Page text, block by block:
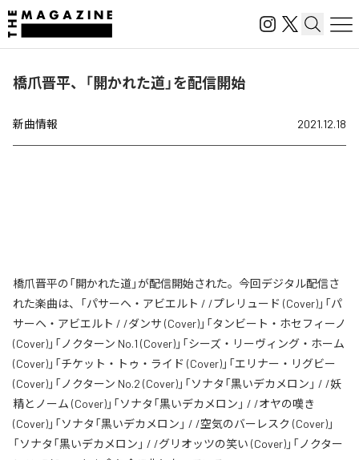
橋爪晋平、「開かれた道」を配信開始
新曲情報 2021.12.18
橋爪晋平の「開かれた道」が配信開始された。今回デジタル配信さ
れた楽曲は、「パサーヘ・アビエルト / /プレリュード (Cover)」「パ
サーヘ・アビエルト / /ダンサ (Cover)」「タンビート・ホセフィーノ
(Cover)」「ノクターン No.1 (Cover)」「シーズ・リーヴィング・ホーム
(Cover)」「チケット・トゥ・ライド (Cover)」「エリナー・リグビー
(Cover)」「ノクターン No.2 (Cover)」「ソナタ「黒いデカメロン」 / /妖
精とノーム (Cover)」「ソナタ「黒いデカメロン」 / /オヤの嘆き
(Cover)」「ソナタ「黒いデカメロン」 / /空気のバーレスク (Cover)」
「ソナタ「黒いデカメロン」 / /グリオッツの笑い (Cover)」「ノクター